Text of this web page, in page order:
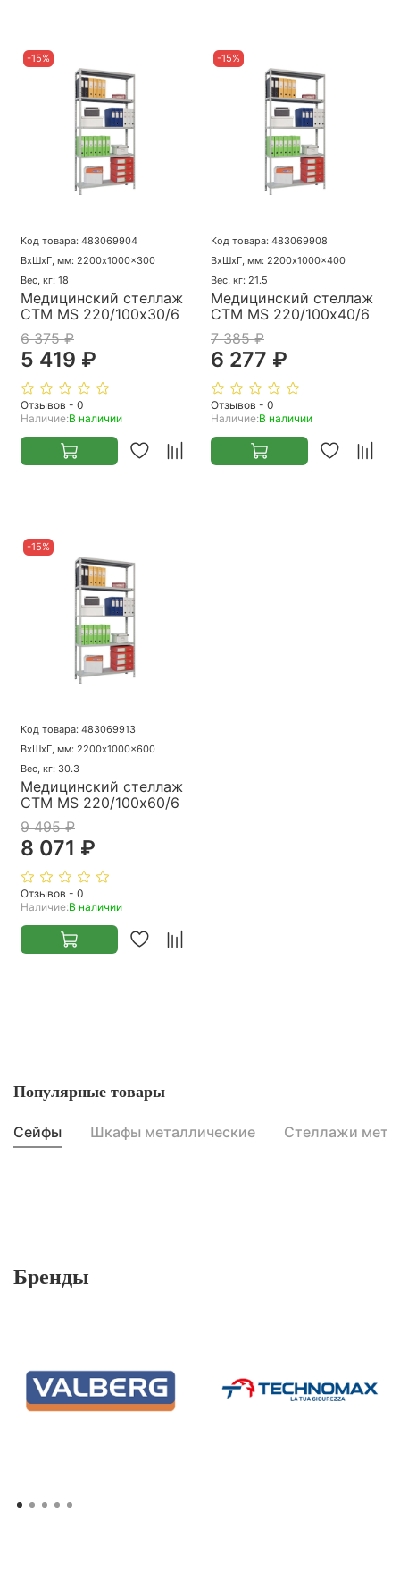
-15%
Код товара: 483069904
ВхШхГ, мм: 2200x1000x300
Вес, кг: 18
Медицинский стеллаж
СТМ MS 220/100х30/6
6 375 ₽
5 419 ₽
Отзывов - 0
Наличие:В наличии
-15%
Код товара: 483069908
ВхШхГ, мм: 2200x1000x400
Вес, кг: 21.5
Медицинский стеллаж
СТМ MS 220/100х40/6
7 385 ₽
6 277 ₽
Отзывов - 0
Наличие:В наличии
-15%
Код товара: 483069913
ВхШхГ, мм: 2200x1000x600
Вес, кг: 30.3
Медицинский стеллаж
СТМ MS 220/100х60/6
9 495 ₽
8 071 ₽
Отзывов - 0
Наличие:В наличии
Популярные товары
Сейфы Шкафы металлические Стеллажи
Бренды